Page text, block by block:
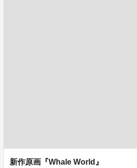
新作原画『Whale World』